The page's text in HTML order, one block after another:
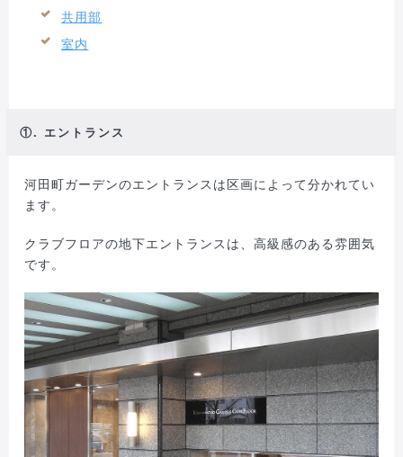
共用部
室内
①. エントランス
河田町ガーデンのエントランスは区画によって分かれてい
ます。
クラブフロアの地下エントランスは、高級感のある雰囲気
です。